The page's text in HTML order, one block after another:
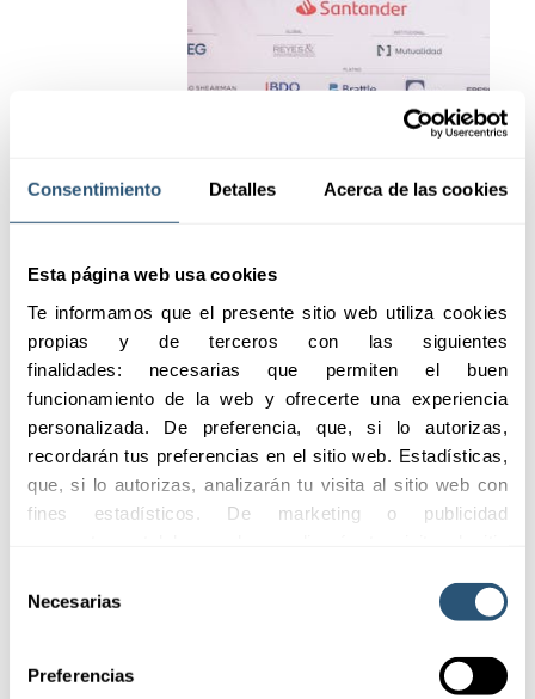
Consentimiento Detalles Acerca de las cookies
Esta página web usa cookies
Te informamos que el presente sitio web utiliza cookies
propias y de terceros con las siguientes
finalidades: necesarias que permiten el buen
funcionamiento de la web y ofrecerte una experiencia
personalizada. De preferencia, que, si lo autorizas,
recordarán tus preferencias en el sitio web. Estadísticas,
que, si lo autorizas, analizarán tu visita al sitio web con
fines estadísticos. De marketing o publicidad
publicidad, personalizar los anuncios y medir su
para consultar la Política de
Necesarias
Preferencias
Desayuno para la
competitividad
Compliance y otras ventajas
competitivas: lo que todo